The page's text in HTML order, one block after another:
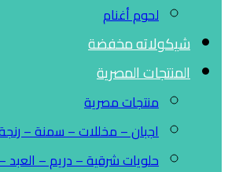
لحوم أغنام
شيكولاته مخفضة
المنتجات المصرية
منتجات مصرية
اجبان – مخللات – سمنة –
حلويات شرقية – دريم – العبد